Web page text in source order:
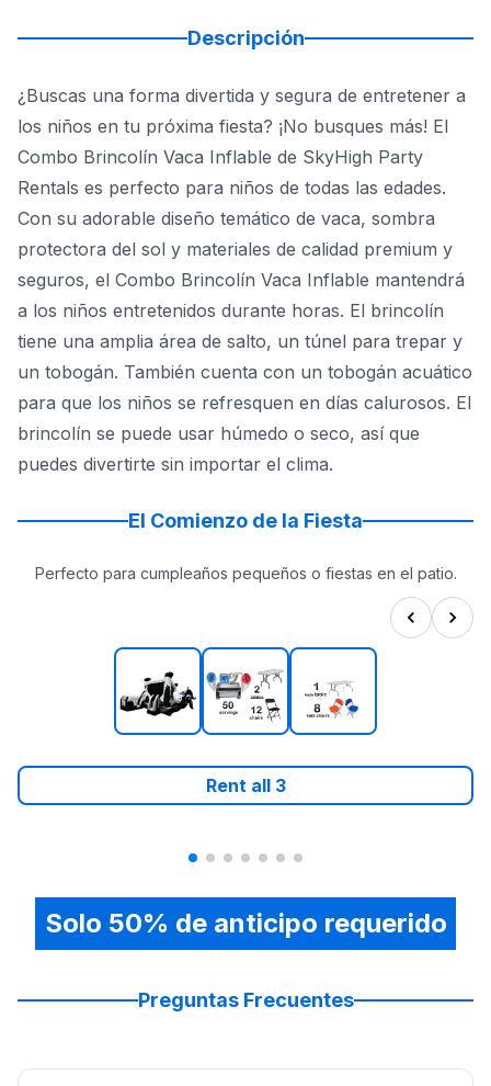
Descripción
¿Buscas una forma divertida y segura de entretener a
los niños en tu próxima fiesta? ¡No busques más! El
Combo Brincolín Vaca Inflable de SkyHigh Party
Rentals es perfecto para niños de todas las edades.
Con su adorable diseño temático de vaca, sombra
protectora del sol y materiales de calidad premium y
seguros, el Combo Brincolín Vaca Inflable mantendrá
a los niños entretenidos durante horas. El brincolín
tiene una amplia área de salto, un túnel para trepar y
un tobogán. También cuenta con un tobogán acuático
para que los niños se refresquen en días calurosos. El
brincolín se puede usar húmedo o seco, así que
puedes divertirte sin importar el clima.
El Comienzo de la Fiesta
Perfecto para cumpleaños pequeños o fiestas en el patio.
Rent all 3
Solo 50% de anticipo requerido
Preguntas Frecuentes